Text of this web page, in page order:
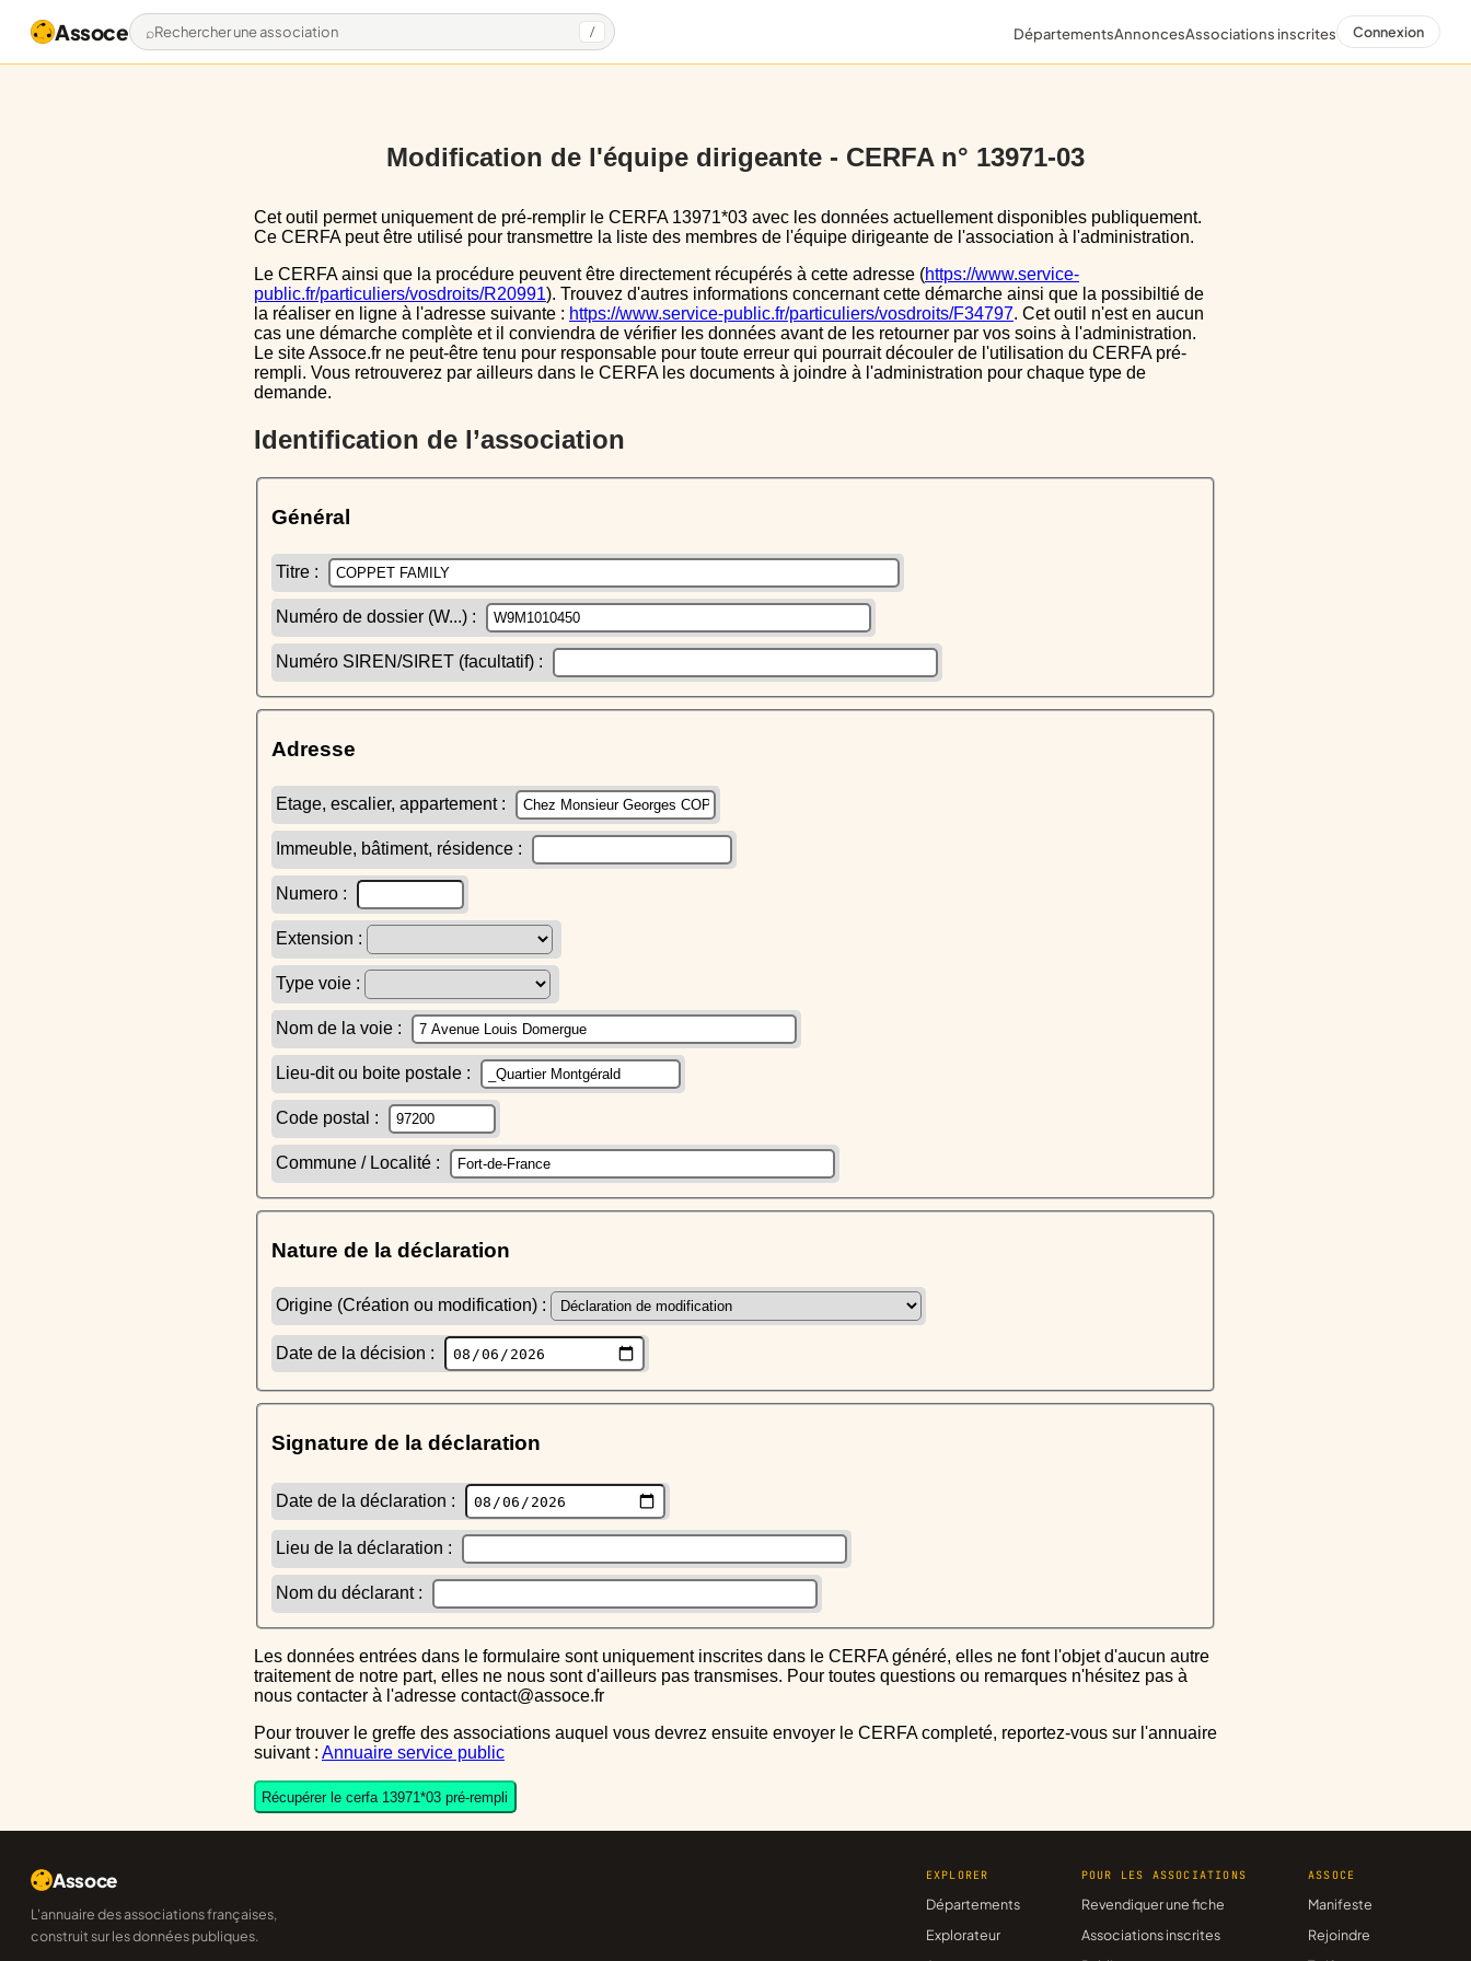
Assoce Rechercher une association / DépartementsAnnoncesAssociations inscrites Connexion
Modification de l'équipe dirigeante - CERFA n° 13971-03
Cet outil permet uniquement de pré-remplir le CERFA 13971*03 avec les données actuellement disponibles publiquement.
Ce CERFA peut être utilisé pour transmettre la liste des membres de l'équipe dirigeante de l'association à l'administration.
Le CERFA ainsi que la procédure peuvent être directement récupérés à cette adresse (https://www.service-
public.fr/particuliers/vosdroits/R20991). Trouvez d'autres informations concernant cette démarche ainsi que la possibiltié de
la réaliser en ligne à l'adresse suivante : https://www.service-public.fr/particuliers/vosdroits/F34797. Cet outil n'est en aucun
cas une démarche complète et il conviendra de vérifier les données avant de les retourner par vos soins à l'administration.
Le site Assoce.fr ne peut-être tenu pour responsable pour toute erreur qui pourrait découler de l'utilisation du CERFA pré-
rempli. Vous retrouverez par ailleurs dans le CERFA les documents à joindre à l'administration pour chaque type de
demande.
Identification de l’association
Général
Titre :
Numéro de dossier (W...) :
Numéro SIREN/SIRET (facultatif) :
Adresse
Etage, escalier, appartement :
Immeuble, bâtiment, résidence :
Numero :
Extension :
Type voie :
Nom de la voie :
Lieu-dit ou boite postale :
Code postal :
Commune / Localité :
Nature de la déclaration
Origine (Création ou modification) :
Date de la décision :
Signature de la déclaration
Date de la déclaration :
Lieu de la déclaration :
Nom du déclarant :
Les données entrées dans le formulaire sont uniquement inscrites dans le CERFA généré, elles ne font l'objet d'aucun autre
traitement de notre part, elles ne nous sont d'ailleurs pas transmises. Pour toutes questions ou remarques n'hésitez pas à
nous contacter à l'adresse contact@assoce.fr
Pour trouver le greffe des associations auquel vous devrez ensuite envoyer le CERFA completé, reportez-vous sur l'annuaire
suivant : Annuaire service public
Récupérer le cerfa 13971*03 pré-rempli
Assoce
L'annuaire des associations françaises,
construit sur les données publiques.
EXPLORER
Départements
Explorateur
POUR LES ASSOCIATIONS
Revendiquer une fiche
Associations inscrites
ASSOCE
Manifeste
Rejoindre